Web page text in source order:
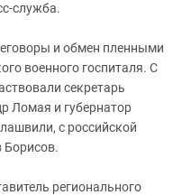
служба.
и обмен пленными
военного госпиталя. С
секретарь
Ломая и губернатор
с российской
Борисов.
регионального